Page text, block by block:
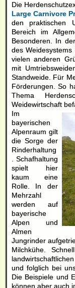
Die
Large Carnivore
den praktischen
Bereich im
Besonderen. In
des
vielen anderen
mit
Standweide. Für
Förderungen. So
Thema
Weidewirtschaft
Im
bayerischen
Alpenraum gilt
die Sorge der
Rinderhaltung
. Schafhaltung
spielt hier
kaum eine
Rolle. In der
Mehrzahl
werden auf
bayerische
Alpen und
Almen
Jungrinder
Milchkühe.
und folglich bei
Die Beispiele und
können aber auch